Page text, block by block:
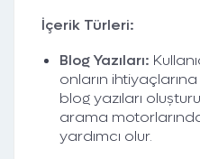
İçerik Türleri:
Blog Yazıları:
onların
blog yazıları
arama
yardımcı olur.